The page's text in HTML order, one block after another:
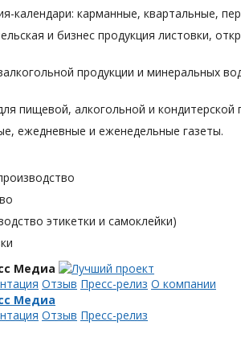
календари: карманные, квартальные,
и бизнес продукция листовки,
продукции и минеральных
пищевой, алкогольной и
ежедневные и еженедельные газеты.
этикетки и самоклейки)
Медиа
Отзыв Пресс-релиз О компании
Медиа
Отзыв Пресс-релиз